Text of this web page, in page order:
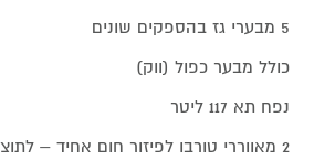
5 מבערי גז בהספקים שונים
כולל מבער כפול (ווק)
נפח תא 117 ליטר
2 מאווררי טורבו לפיזור חום אחיד –